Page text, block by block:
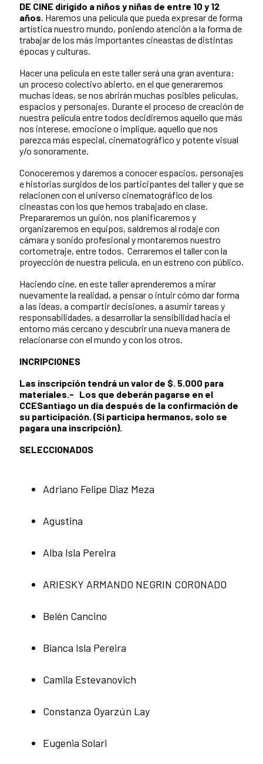
DE CINE dirigido a niños y niñas de entre 10 y 12
años . Haremos una película que pueda expresar de forma
artística nuestro mundo, poniendo atención a la forma de
trabajar de los más importantes cineastas de distintas
épocas y culturas.
Hacer una película en este taller será una gran aventura:
un proceso colectivo abierto, en el que generaremos
muchas ideas, se nos abrirán muchas posibles películas,
espacios y personajes. Durante el proceso de creación de
nuestra película entre todos decidiremos aquello que más
nos interese, emocione o implique, aquello que nos
parezca más especial, cinematográfico y potente visual
y/o sonoramente.
Conoceremos y daremos a conocer espacios, personajes
e historias surgidos de los participantes del taller y que se
relacionen con el universo cinematográfico de los
cineastas con los que hemos trabajado en clase.
Prepararemos un guión, nos planificaremos y
organizaremos en equipos, saldremos al rodaje con
cámara y sonido profesional y montaremos nuestro
cortometraje, entre todos. Cerraremos el taller con la
proyección de nuestra película, en un estreno con público.
Haciendo cine, en este taller aprenderemos a mirar
nuevamente la realidad, a pensar o intuir cómo dar forma
a las ideas, a compartir decisiones, a asumir tareas y
responsabilidades, a desarrollar la sensibilidad hacia el
entorno más cercano y descubrir una nueva manera de
relacionarse con el mundo y con los otros.
INCRIPCIONES
Las inscripción tendrá un valor de $. 5.000 para
materiales.- Los que deberán pagarse en el
CCESantiago un día después de la confirmación de
su participación. (Si participa hermanos, solo se
pagara una inscripción).
SELECCIONADOS
Adriano Felipe Diaz Meza
Agustina
Alba Isla Pereira
ARIESKY ARMANDO NEGRIN CORONADO
Belén Cancino
Bianca Isla Pereira
Camila Estevanovich
Constanza Oyarzún Lay
Eugenia Solari